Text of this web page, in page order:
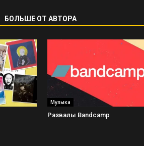
БОЛЬШЕ ОТ АВТОРА
Музыка
Развалы Bandcamp